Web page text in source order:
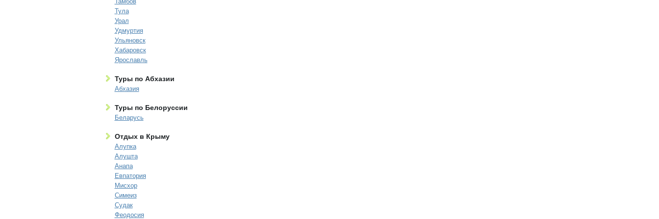
Тула
Урал
Удмуртия
Ульяновск
Хабаровск
Ярославль
Туры по Абхазии
Абхазия
Туры по Белоруссии
Беларусь
Отдых в Крыму
Алупка
Алушта
Анапа
Евпатория
Мисхор
Симеиз
Судак
Феодосия